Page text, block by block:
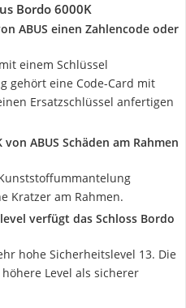
Bordo 6000K
ABUS einen Zahlencode oder
einem Schlüssel
gehört eine Code-Card mit
Ersatzschlüssel anfertigen
ABUS Schäden am Rahmen
Kratzer am Rahmen.
verfügt das Schloss Bordo
hohe Sicherheitslevel 13. Die
Level als sicherer